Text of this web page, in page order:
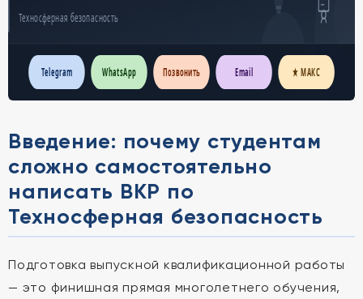
Техносферная безопасность
Telegram WhatsApp Позвонить Email ★ МАКС
Введение: почему студентам
сложно самостоятельно
написать ВКР по
Техносферная безопасность
Подготовка выпускной квалификационной работы
— это финишная прямая многолетнего обучения,